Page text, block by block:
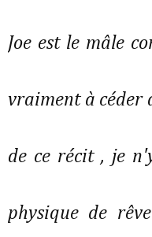
Joe est le mâle
vraiment à céder
de ce récit , je
physique de